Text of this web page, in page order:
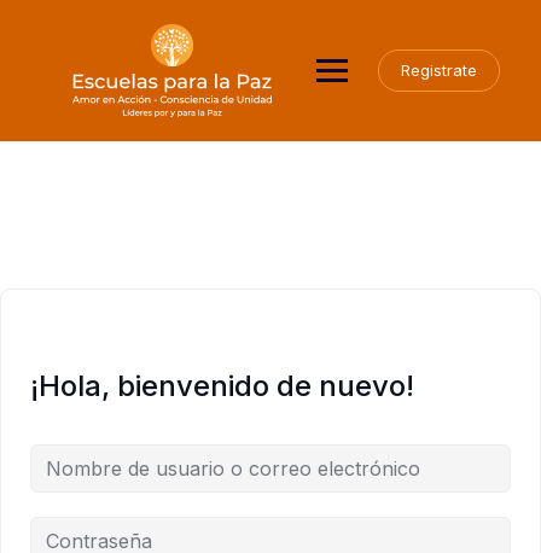
Registrate
¡Hola, bienvenido de nuevo!